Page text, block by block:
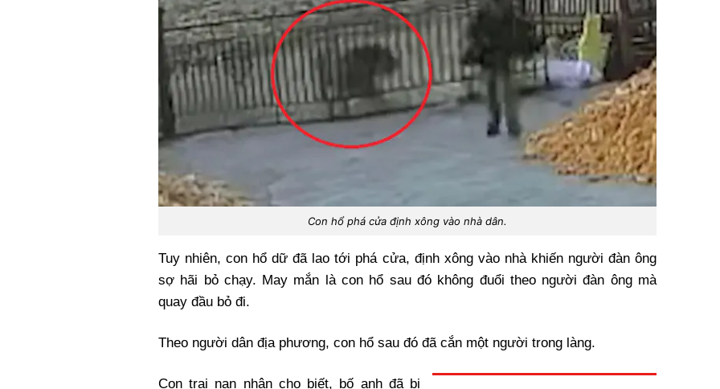
Con hổ phá cửa định xông vào nhà dân.
Tuy nhiên, con hổ dữ đã lao tới phá cửa, định xông vào nhà khiến người đàn ông
sợ hãi bỏ chạy. May mắn là con hổ sau đó không đuổi theo người đàn ông mà
quay đầu bỏ đi.
Theo người dân địa phương, con hổ sau đó đã cắn một người trong làng.
Con trai nạn nhân cho biết, bố anh đã bị